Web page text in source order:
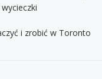
i zrobić w Toronto